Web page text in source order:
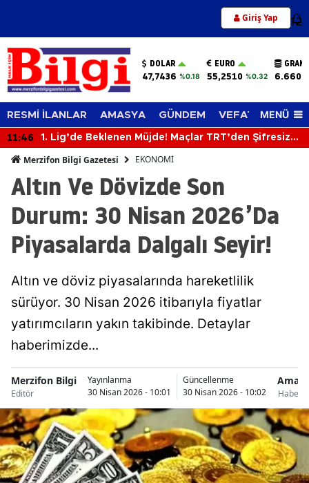
Giriş Yap 12
DOLAR
47,7436 %0.18
EURO
55,2510 %0.32
RESMİ İLANLAR AMASYA GÜNDEM VEFAT EDENLER
MENÜ
11:46
1. Lig’de Beklenen Müjde! Maçlar TRT’den Şifresiz
Merzifon Bilgi Gazetesi EKONOMİ
Altın Ve Dövizde Son
Durum: 30 Nisan 2026’Da
Piyasalarda Dalgalı Seyir!
Altın ve döviz piyasalarında hareketlilik
sürüyor. 30 Nisan 2026 itibarıyla fiyatlar
yatırımcıların yakın takibinde. Detaylar
haberimizde...
Merzifon Bilgi
Editör
Yayınlanma
30 Nisan 2026 - 10:01
Güncellenme
30 Nisan 2026 - 10:02